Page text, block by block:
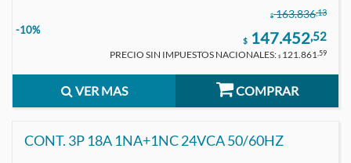
$ 163.836,13
-10%
$ 147.452,52
PRECIO SIN IMPUESTOS NACIONALES: $ 121.861,59
VER MAS COMPRAR
CONT. 3P 18A 1NA+1NC 24VCA 50/60HZ